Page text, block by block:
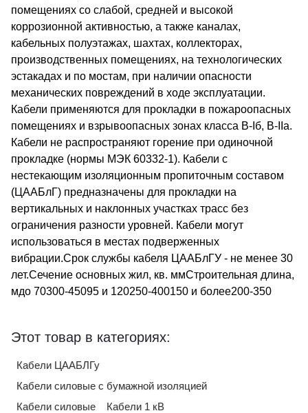
помещениях со слабой, средней и высокой
коррозионной активностью, а также каналах,
кабельных полуэтажах, шахтах, коллекторах,
производственных помещениях, на технологических
эстакадах и по мостам, при наличии опасности
механических повреждений в ходе эксплуатации.
Кабели применяются для прокладки в пожароопасных
помещениях и взрывоопасных зонах класса В-Iб, В-IIа.
Кабели не распространяют горение при одиночной
прокладке (нормы МЭК 60332-1). Кабели с
нестекающим изоляционным пропиточным составом
(ЦААБлГ) предназначены для прокладки на
вертикальных и наклонных участках трасс без
ограничения разности уровней. Кабели могут
использоваться в местах подверженных
вибрации.Срок службы кабеля ЦААБлГУ - не менее 30
лет.Сечение основных жил, кв. ммСтроительная длина,
мдо 70300-45095 и 120250-400150 и более200-350
Этот товар в категориях:
Кабели ЦААБЛГу
Кабели силовые с бумажной изоляцией
Кабели силовые
Кабели 1 кВ